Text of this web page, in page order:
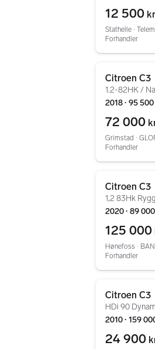
12 500 kr
Stathelle ∙
Forhandler
Citroen C3
2018 ∙ 95
72 000
Grimstad ∙
Forhandler
Citroen C3
1,2 83Hk
2020 ∙ 89
125 000
Hønefoss ∙
Forhandler
Citroen C3
HDi 90
2010 ∙ 159
24 900